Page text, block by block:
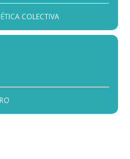
COLECTIVA